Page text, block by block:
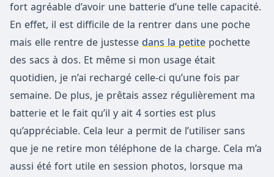
fort agréable d’avoir une batterie d’une telle capacité.
En effet, il est difficile de la rentrer dans une poche
mais elle rentre de justesse dans la petite pochette
des sacs à dos. Et même si mon usage était
quotidien, je n’ai rechargé celle-ci qu’une fois par
semaine. De plus, je prêtais assez régulièrement ma
batterie et le fait qu’il y ait 4 sorties est plus
qu’appréciable. Cela leur a permit de l’utiliser sans
que je ne retire mon téléphone de la charge. Cela m’a
aussi été fort utile en session photos, lorsque ma